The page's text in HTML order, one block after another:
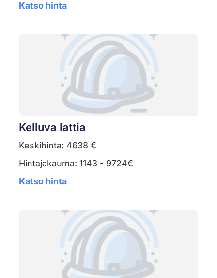
Katso hinta
Kelluva lattia
Keskihinta: 4638 €
Hintajakauma: 1143 - 9724€
Katso hinta